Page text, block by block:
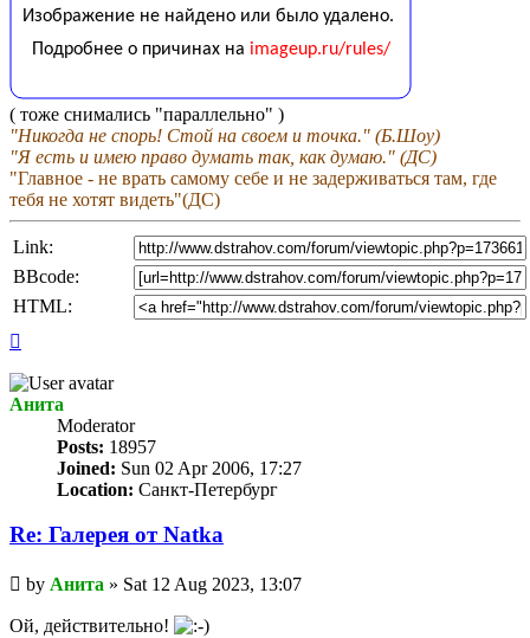
( тоже снимались "параллельно" )
"Никогда не спорь! Стой на своем и точка." (Б.Шоу)
"Я есть и имею право думать так, как думаю." (ДС)
"Главное - не врать самому себе и не задерживаться там, где
тебя не хотят видеть"(ДС)
Link:
BBcode:
HTML:
Анита
Мoderator
Posts: 18957
Joined: Sun 02 Apr 2006, 17:27
Location: Санкт-Петербург
Re: Галерея от Natka
Unread
post
by Анита » Sat 12 Aug 2023, 13:07
Ой, действительно!